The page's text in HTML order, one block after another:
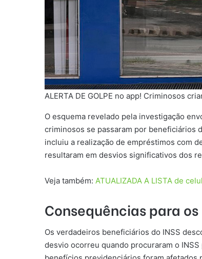
ALERTA DE GOLPE no app! Criminosos
O esquema revelado pela investigação
criminosos se passaram por beneficiários
incluiu a realização de empréstimos com
resultaram em desvios significativos dos
Veja também: ATUALIZADA A LISTA de
Consequências para
Os verdadeiros beneficiários do INSS
desvio ocorreu quando procuraram o